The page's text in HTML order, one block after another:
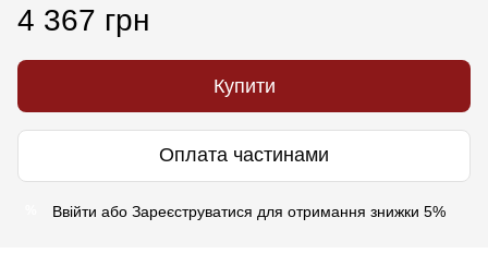
4 367 грн
Купити
Оплата частинами
Ввійти або Зареєструватися для отримання знижки 5%